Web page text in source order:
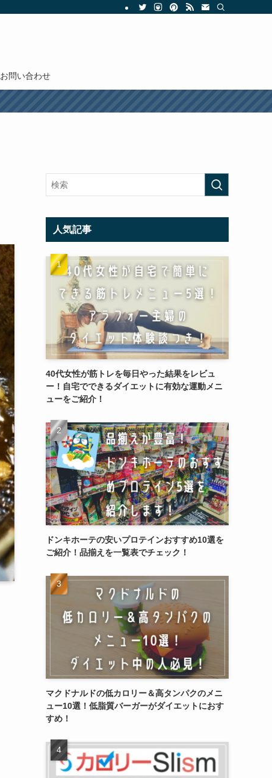
お問い合わせ
人気記事
40代女性が筋トレを毎日やった結果をレビュ
ー！自宅でできるダイエットに有効な運動メニ
ューをご紹介！
ドンキホーテの安いプロテインおすすめ10選を
ご紹介！品揃えを一覧表でチェック！
マクドナルドの低カロリー＆高タンパクのメニ
ュー10選！低脂質バーガーがダイエットにおす
すめ！